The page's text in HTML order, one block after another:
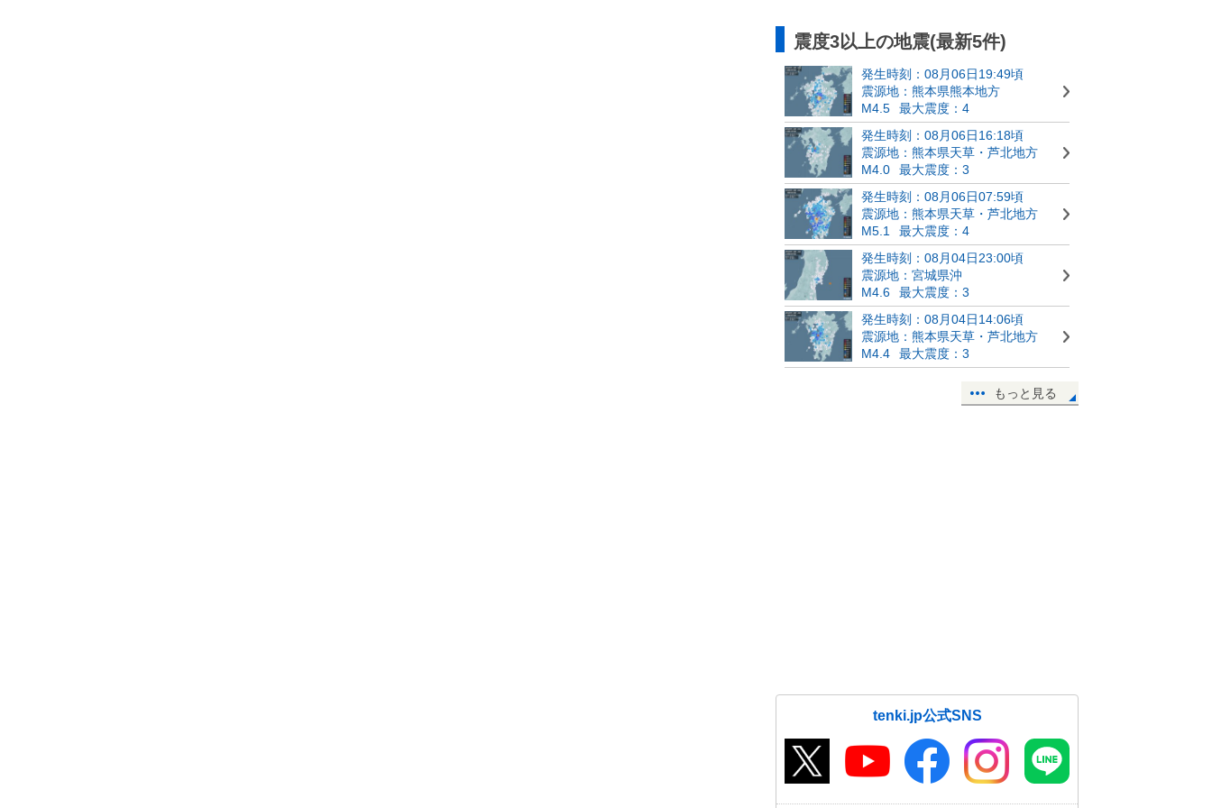
震度3以上の地震(最新5件)
発生時刻：08月06日19:49頃
震源地：熊本県熊本地方
M4.5
最大震度：4
発生時刻：08月06日16:18頃
震源地：熊本県天草・芦北地方
M4.0
最大震度：3
発生時刻：08月06日07:59頃
震源地：熊本県天草・芦北地方
M5.1
最大震度：4
発生時刻：08月04日23:00頃
震源地：宮城県沖
M4.6
最大震度：3
発生時刻：08月04日14:06頃
震源地：熊本県天草・芦北地方
M4.4
最大震度：3
もっと見る
tenki.jp公式SNS